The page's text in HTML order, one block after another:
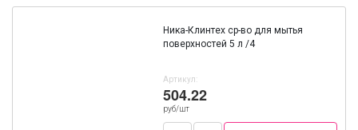
Ника-Клинтех ср-во для мытья
поверхностей 5 л /4
Артикул:
504.22
руб/шт